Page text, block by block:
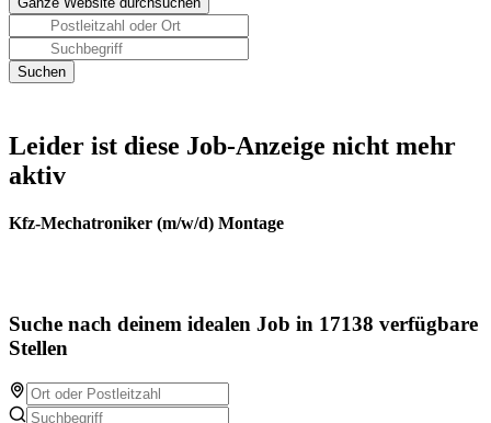
Leider ist diese Job-Anzeige nicht mehr
aktiv
Kfz-Mechatroniker (m/w/d) Montage
Suche nach deinem idealen Job in 17138 verfügbare
Stellen